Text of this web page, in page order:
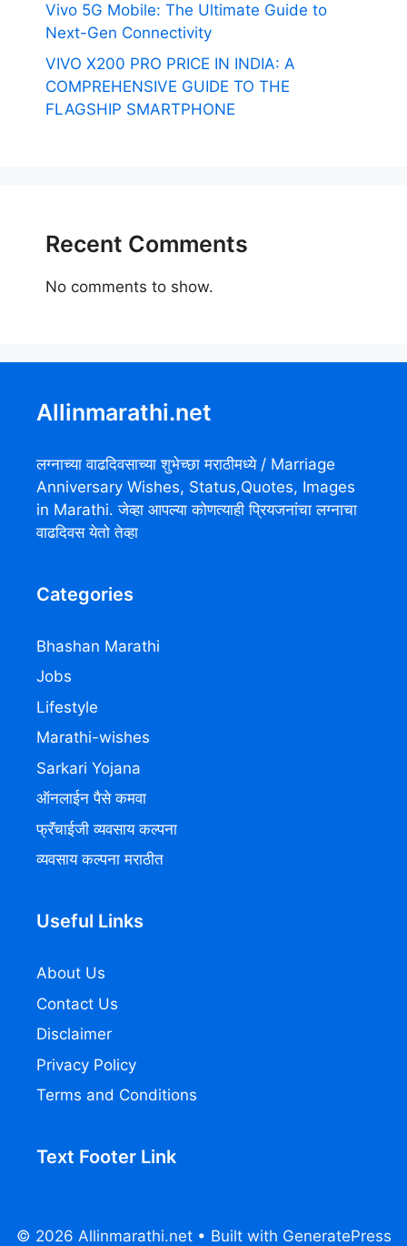
Vivo 5G Mobile: The Ultimate Guide to
Next-Gen Connectivity
VIVO X200 PRO PRICE IN INDIA: A
COMPREHENSIVE GUIDE TO THE
FLAGSHIP SMARTPHONE
Recent Comments
No comments to show.
Allinmarathi.net
लग्नाच्या वाढदिवसाच्या शुभेच्छा मराठीमध्ये / Marriage
Anniversary Wishes, Status,Quotes, Images
in Marathi. जेव्हा आपल्या कोणत्याही प्रियजनांचा लग्नाचा
वाढदिवस येतो तेव्हा
Categories
Bhashan Marathi
Jobs
Lifestyle
Marathi-wishes
Sarkari Yojana
ऑनलाईन पैसे कमवा
फ्रॅंचाईजी व्यवसाय कल्पना
व्यवसाय कल्पना मराठीत
Useful Links
About Us
Contact Us
Disclaimer
Privacy Policy
Terms and Conditions
Text Footer Link
© 2026 Allinmarathi.net• Built with GeneratePress